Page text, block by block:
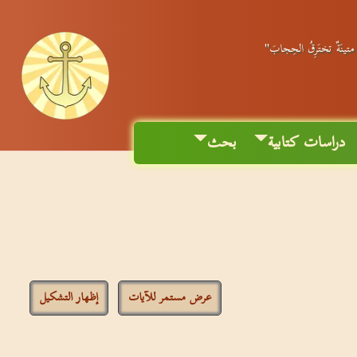
متينَةٌ تختَرِقُ الحِجابَ"
دراسات كتابية بحث
عرض مستمر للآيات إظهار التشكيل